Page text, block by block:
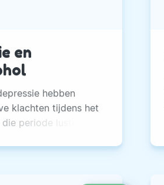
en
hebben
klachten tijdens het
periode lusteloos,